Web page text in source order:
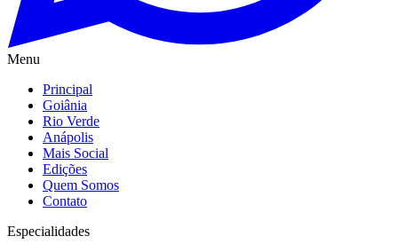
Menu
Principal
Goiânia
Rio Verde
Anápolis
Mais Social
Edições
Quem Somos
Contato
Especialidades